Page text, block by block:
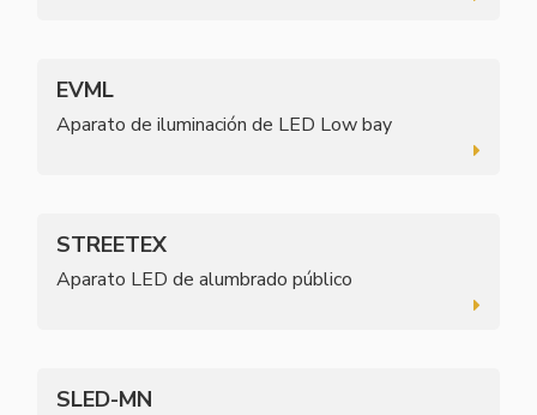
EVML
Aparato de iluminación de LED Low bay
STREETEX
Aparato LED de alumbrado público
SLED-MN